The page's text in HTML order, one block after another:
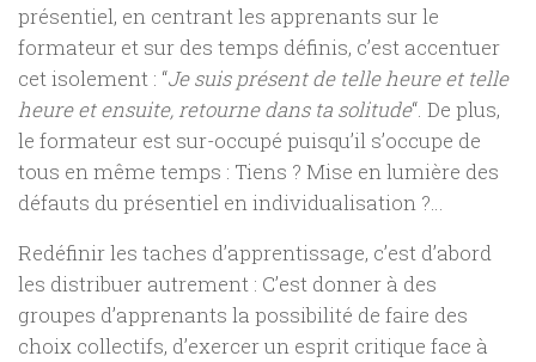
présentiel, en centrant les apprenants sur le
formateur et sur des temps définis, c’est accentuer
cet isolement : “Je suis présent de telle heure et telle
heure et ensuite, retourne dans ta solitude“. De plus,
le formateur est sur-occupé puisqu’il s’occupe de
tous en même temps : Tiens ? Mise en lumière des
défauts du présentiel en individualisation ?…
Redéfinir les taches d’apprentissage, c’est d’abord
les distribuer autrement : C’est donner à des
groupes d’apprenants la possibilité de faire des
choix collectifs, d’exercer un esprit critique face à